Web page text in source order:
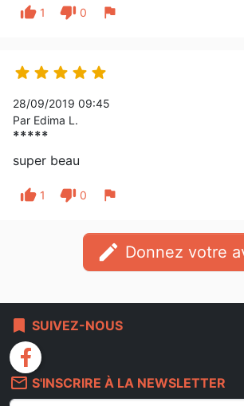
thumb_up 1 thumb_down 0 flag
    
28/09/2019 09:45
Par Edima L.
*****
super beau
thumb_up 1 thumb_down 0 flag
edit Donnez votre
bookmark SUIVEZ-NOUS
facebook
mail_outline S'INSCRIRE À LA NEWSLETTER